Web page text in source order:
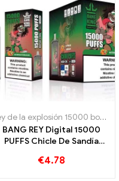
,Cigarrillos electrónicos
rey de la explosión 15000 bocanadas
BANG REY Digital 15000
PUFFS Chicle De Sandía
tu paladar
€4.78